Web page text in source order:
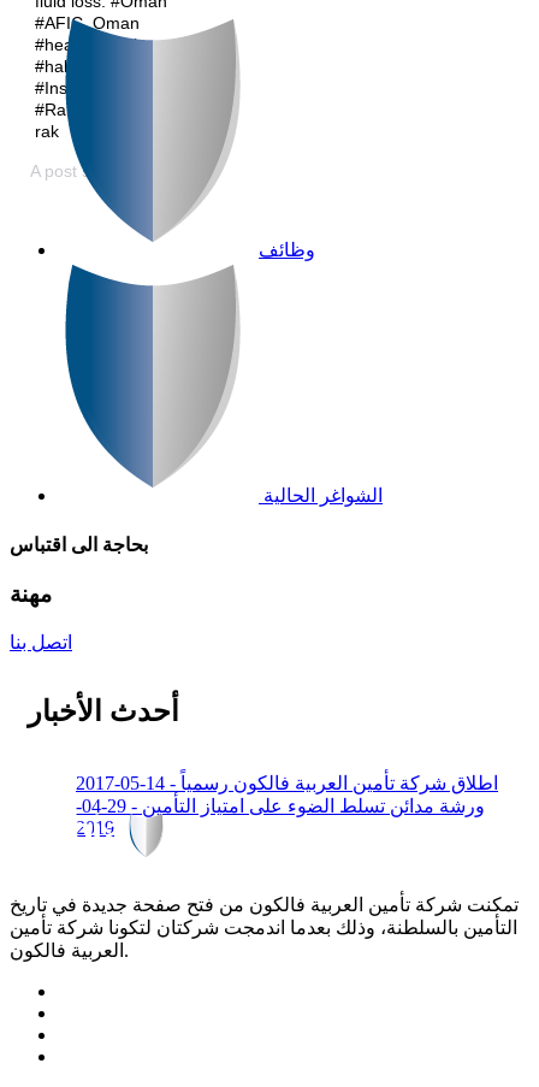
#AFIC_Oman
#health #advice
#habits
#Insurance
#RamadanMuba
rak
شركة صقر العربية للتأمين
وظائف
الشواغر الحالية
بحاجة الى اقتباس
مهنة
اتصل بنا
أحدث الأخبار
اطلاق شركة تأمين العربية فالكون رسمياً - 14-05-2017
ورشة مدائن تسلط الضوء على امتياز التأمين - 29-04-
2019
تمكنت شركة تأمين العربية فالكون من فتح صفحة جديدة في تاريخ
التأمين بالسلطنة، وذلك بعدما اندمجت شركتان لتكونا شركة تأمين
العربية فالكون.